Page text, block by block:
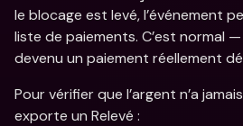
le blocage est levé, l’événement
liste de paiements. C’est normal
devenu un paiement réellement
Pour vérifier que l’argent n’a
exporte un Relevé :